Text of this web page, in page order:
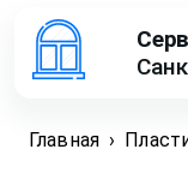
Главная ›